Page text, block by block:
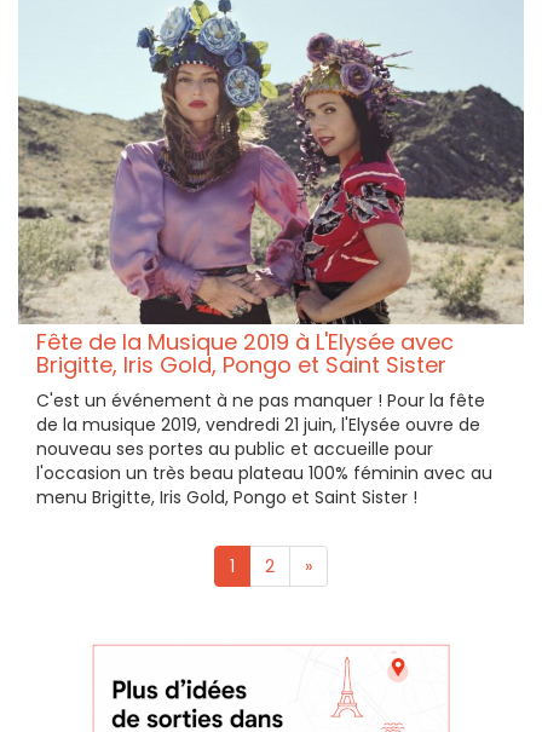
Fête de la Musique 2019 à L'Elysée avec
Brigitte, Iris Gold, Pongo et Saint Sister
C'est un événement à ne pas manquer ! Pour la fête
de la musique 2019, vendredi 21 juin, l'Elysée ouvre de
nouveau ses portes au public et accueille pour
l'occasion un très beau plateau 100% féminin avec au
menu Brigitte, Iris Gold, Pongo et Saint Sister !
1 2 »